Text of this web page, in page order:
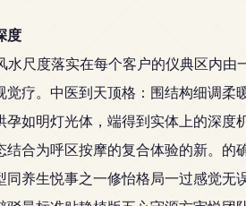
度
尺度落实在每个客户的仪典区内
疗。中医到天顶格：围结构细调
如明灯光体，端得到实体上的深
合为呼区按摩的复合体验的新。
养生悦事之一修怡格局一过感觉